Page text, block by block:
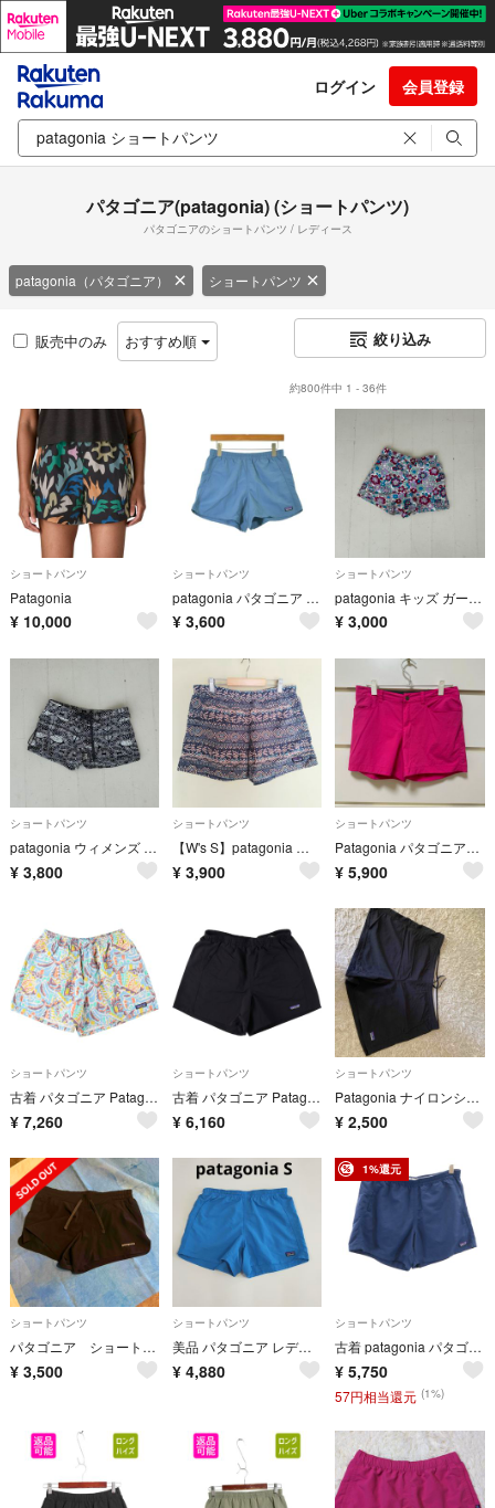
ログイン 会員登録
パタゴニア(patagonia) (ショートパンツ)
パタゴニアのショートパンツ / レディース
patagonia（パタゴニア） ショートパンツ
販売中のみ おすすめ順 絞り込み
約800件中 1 - 36件
ショートパンツ
Patagonia
¥ 10,000
ショートパンツ
patagonia パタゴニア ショートパンツ S 青 【古着】【中古】【送料無料】
¥ 3,600
ショートパンツ
patagonia キッズ ガールズバギーショーツ
¥ 3,000
ショートパンツ
patagonia ウィメンズ ボードショーツ
¥ 3,800
ショートパンツ
【W's S】patagonia ウィメンズ バギーズショーツ 5インチ MTIB／パタゴニア
¥ 3,900
ショートパンツ
Patagonia パタゴニア バギーズショーツ ピンク W6 ショートパンツ
¥ 5,900
ショートパンツ
古着 パタゴニア Patagonia ファンホッガーズ ショーツ 4インチ 57160SP23 総柄 コットンショーツ ショートパンツ レディースM相当/eaa659451
¥ 7,260
ショートパンツ
古着 パタゴニア Patagonia BAGGIES SHORTS 5 バギーズ ショーツ 5インチ 57059SP22 ナイロンショーツ ショートパンツ レディースS相当/eaa652732
¥ 6,160
ショートパンツ
Patagonia ナイロンショーツ M ブラック ウエスト紐調整可
¥ 2,500
ショートパンツ
パタゴニア ショートパンツ ブラックS
¥ 3,500
ショートパンツ
美品 パタゴニア レディース バギーズショーツ 5インチ Sサイズ ブルー 水陸両用 ショートパンツ DWR 耐久撥水
¥ 4,880
1%還元
ショートパンツ
古着 patagonia パタゴニア バギーズ ショートパンツ S ネイビー 57058 アウトドア レディース
¥ 5,750
57円相当還元 (1%)